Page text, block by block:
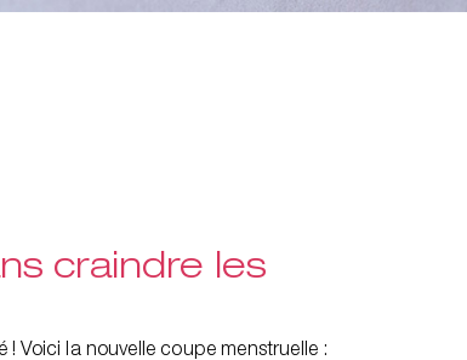
craindre les
! Voici la nouvelle coupe menstruelle :